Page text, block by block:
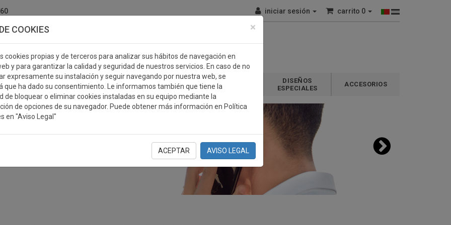
×
COOKIES
cookies propias y de terceros para analizar sus hábitos de navegación en
y para garantizar la calidad y seguridad de nuestros servicios. En caso de no
expresamente su instalación y seguir navegando por nuestra web, se
que ha dado su consentimiento. Le informamos también que tiene la
de bloquear o eliminar cookies instaladas en su equipo mediante la
de opciones de su navegador. Puede obtener más información en Política
en "Aviso Legal"
ACEPTAR AVISO LEGAL
iniciar sesión carrito 0
MEDALLAS PLACAS REGALOS
DISEÑOS
ESPECIALES
ACCESORIOS